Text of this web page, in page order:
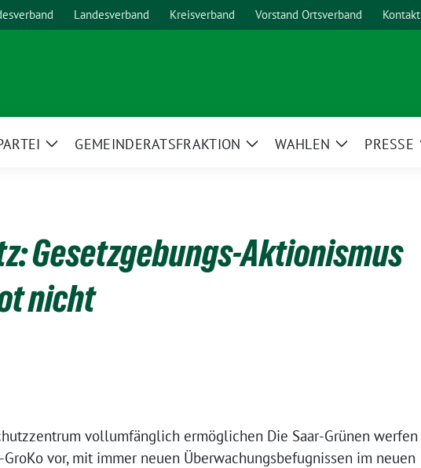
Landesverband Kreisverband Vorstand Ortsverband Kontakt
ZeigeGEMEINDERATSFRAKTION
ZeigeWAHLEN
ZeigePRESSE
Gesetzgebungs-Aktionismus
nicht
vollumfänglich ermöglichen Die Saar-Grünen werfen
vor, mit immer neuen Überwachungsbefugnissen im neuen